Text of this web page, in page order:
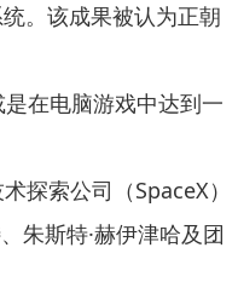
。该成果被认为正朝
在电脑游戏中达到一
索公司（SpaceX）
朱斯特·赫伊津哈及团